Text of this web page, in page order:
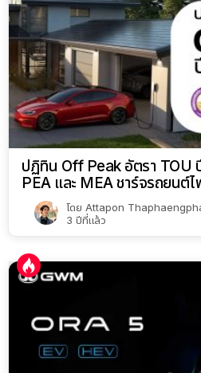
ปฏิทิน Off Peak อัตรา TOU
PEA และ MEA ชาร์จรถยนต์
โดย Attapon
3 ปีที่แล้ว